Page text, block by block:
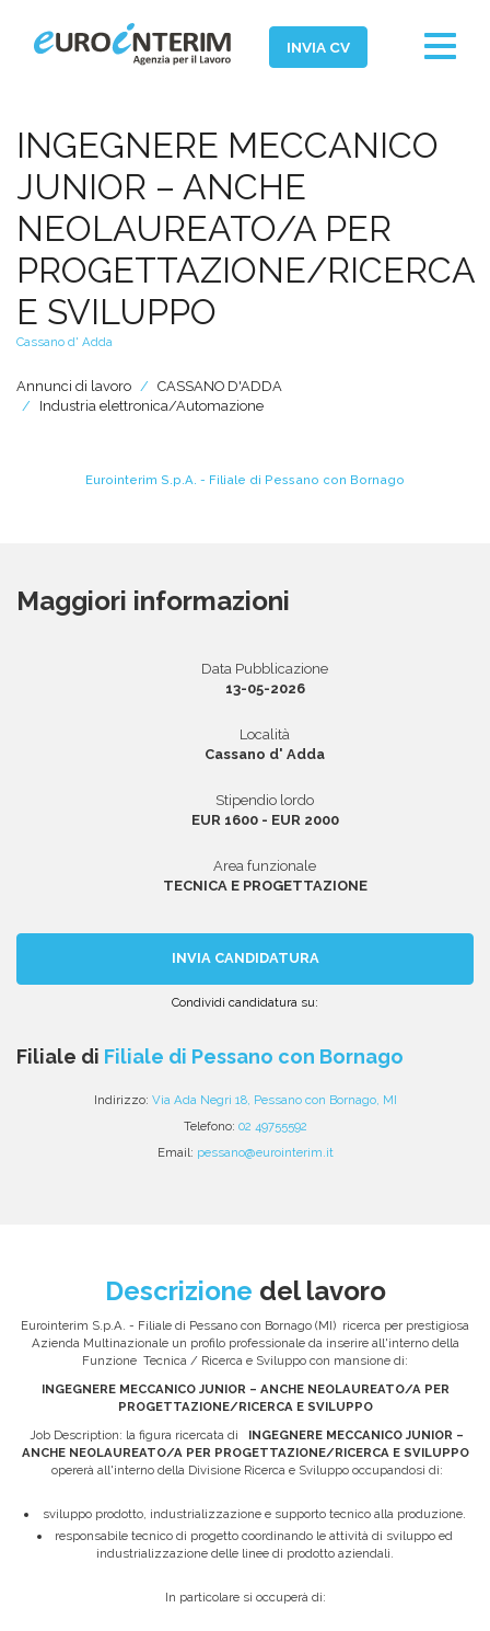
INVIA CV
Toggle
Chi Siamo
Aziende
Persone
Servizi
Filiali
News ed Eventi
Lavora con noi
INGEGNERE MECCANICO
JUNIOR – ANCHE
NEOLAUREATO/A PER
PROGETTAZIONE/RICERCA
E SVILUPPO
Cassano d' Adda
Annunci di lavoro
CASSANO D'ADDA
Industria elettronica/Automazione
Eurointerim S.p.A. - Filiale di Pessano con Bornago
Maggiori informazioni
Data Pubblicazione
13-05-2026
Località
Cassano d' Adda
Stipendio lordo
EUR 1600 - EUR 2000
Area funzionale
TECNICA E PROGETTAZIONE
INVIA CANDIDATURA
Condividi candidatura su:
email
Facebook
Twitter
Linkedin
WhatsApp
Filiale di Filiale di Pessano con Bornago
Indirizzo: Via Ada Negri 18, Pessano con Bornago, MI
Telefono: 02 49755592
Email: pessano@eurointerim.it
Descrizione del lavoro
Eurointerim S.p.A. - Filiale di Pessano con Bornago (MI) ricerca per prestigiosa
Azienda Multinazionale un profilo professionale da inserire all'interno della
Funzione Tecnica / Ricerca e Sviluppo con mansione di:
INGEGNERE MECCANICO JUNIOR – ANCHE NEOLAUREATO/A PER
PROGETTAZIONE/RICERCA E SVILUPPO
Job Description: la figura ricercata di INGEGNERE MECCANICO JUNIOR –
ANCHE NEOLAUREATO/A PER PROGETTAZIONE/RICERCA E SVILUPPO
opererà all'interno della Divisione Ricerca e Sviluppo occupandosi di:
sviluppo prodotto, industrializzazione e supporto tecnico alla produzione.
responsabile tecnico di progetto coordinando le attività di sviluppo ed
industrializzazione delle linee di prodotto aziendali.
In particolare si occuperà di: